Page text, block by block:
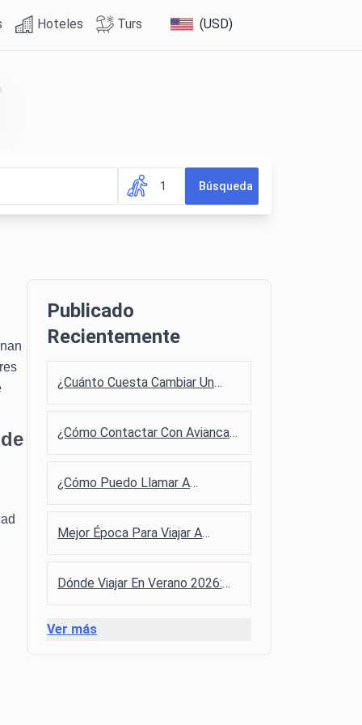
Hoteles Turs (USD)
1 Búsqueda
Publicado
Recientemente
¿Cuánto Cuesta Cambiar Un
¿Cómo Contactar Con Avianca
¿Cómo Puedo Llamar A
Mejor Época Para Viajar A
Dónde Viajar En Verano 2026:
Tendencias
Ver más